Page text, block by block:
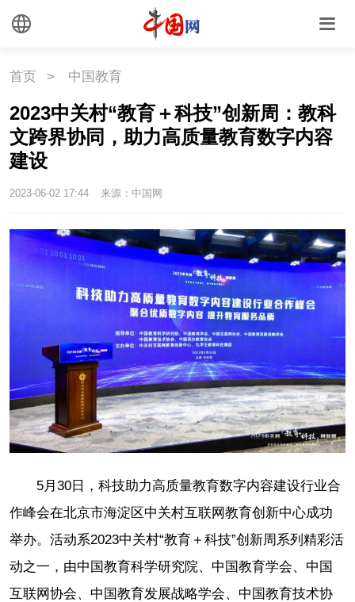
首页 > 中国教育
2023中关村“教育＋科技”创新周：教科
文跨界协同，助力高质量教育数字内容
建设
2023-06-02 17:44 来源：中国网
5月30日，科技助力高质量教育数字内容建设行业合
作峰会在北京市海淀区中关村互联网教育创新中心成功
举办。活动系2023中关村“教育＋科技”创新周系列精彩活
动之一，由中国教育科学研究院、中国教育学会、中国
互联网协会、中国教育发展战略学会、中国教育技术协